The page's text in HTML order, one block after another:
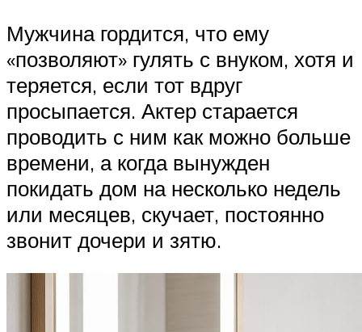
Мужчина гордится, что ему
«позволяют» гулять с внуком, хотя и
теряется, если тот вдруг
просыпается. Актер старается
проводить с ним как можно больше
времени, а когда вынужден
покидать дом на несколько недель
или месяцев, скучает, постоянно
звонит дочери и зятю.